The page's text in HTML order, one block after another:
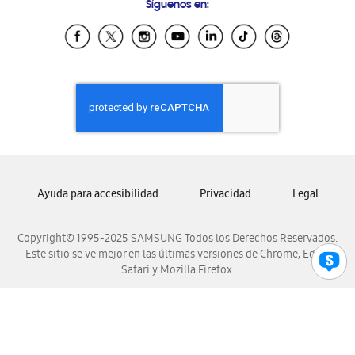
Samsung Ecuador
Samsung El Salvador
Samsung Honduras
Samsung Nicaragua
Samsung Panamá
Samsung Venezuela
Síguenos en:
Copyright© 1995-2025 SAMSUNG Todos los Derechos Reservados.
Este sitio se ve mejor en las últimas versiones de Chrome, Edge,
Safari y Mozilla Firefox.
Ayuda para accesibilidad Privacidad Legal